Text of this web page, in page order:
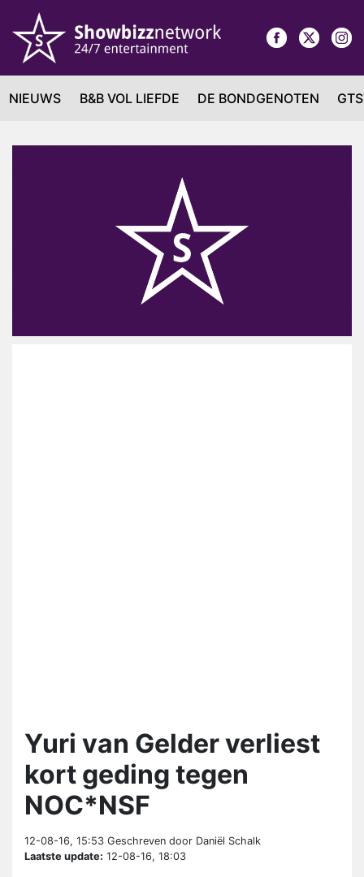
NIEUWS B&B VOL LIEFDE DE BONDGENOTEN
Yuri van Gelder verliest
kort geding tegen
NOC*NSF
12-08-16, 15:53 Geschreven door Daniël Schalk
Laatste update: 12-08-16, 18:03